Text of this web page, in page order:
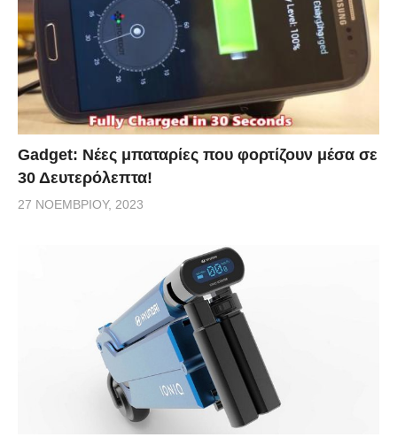
Gadget: Νέες μπαταρίες που φορτίζουν μέσα σε
30 Δευτερόλεπτα!
27 ΝΟΕΜΒΡΊΟΥ, 2023